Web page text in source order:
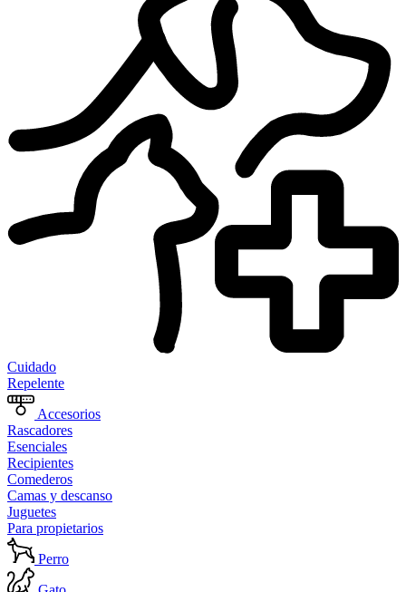
Cuidado
Repelente
Accesorios
Rascadores
Esenciales
Recipientes
Comederos
Camas y descanso
Juguetes
Para propietarios
Perro